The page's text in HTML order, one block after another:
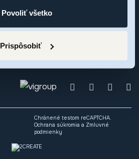
Povoliť všetko
Prispôsobiť
Chránené testom reCAPTCHA.
Ochrana súkromia a Zmluvné
podmienky